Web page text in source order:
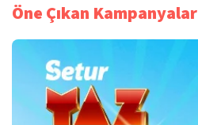
Öne Çıkan Kampanyalar